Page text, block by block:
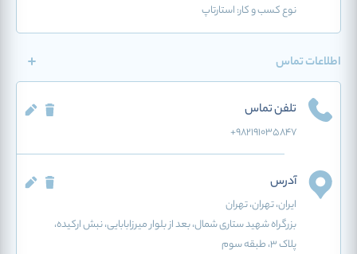
نوع کسب و کار:استارتاپ
اطلاعات تماس
تلفن تماس
+9821۹۱۰۳۵۸۴۷
آدرس
ایران، تهران، تهران
بزرگراه شهید ستاری شمال، بعد از بلوار میرزابابایی، نبش ارکیده،
پلاک ۳، طبقه سوم